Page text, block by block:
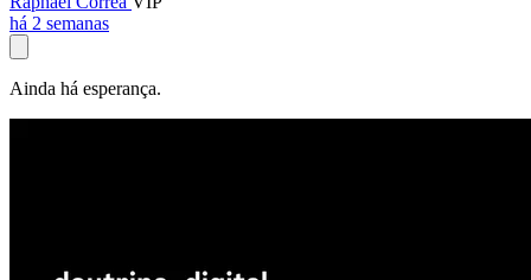
há 2 semanas
Ainda há esperança.